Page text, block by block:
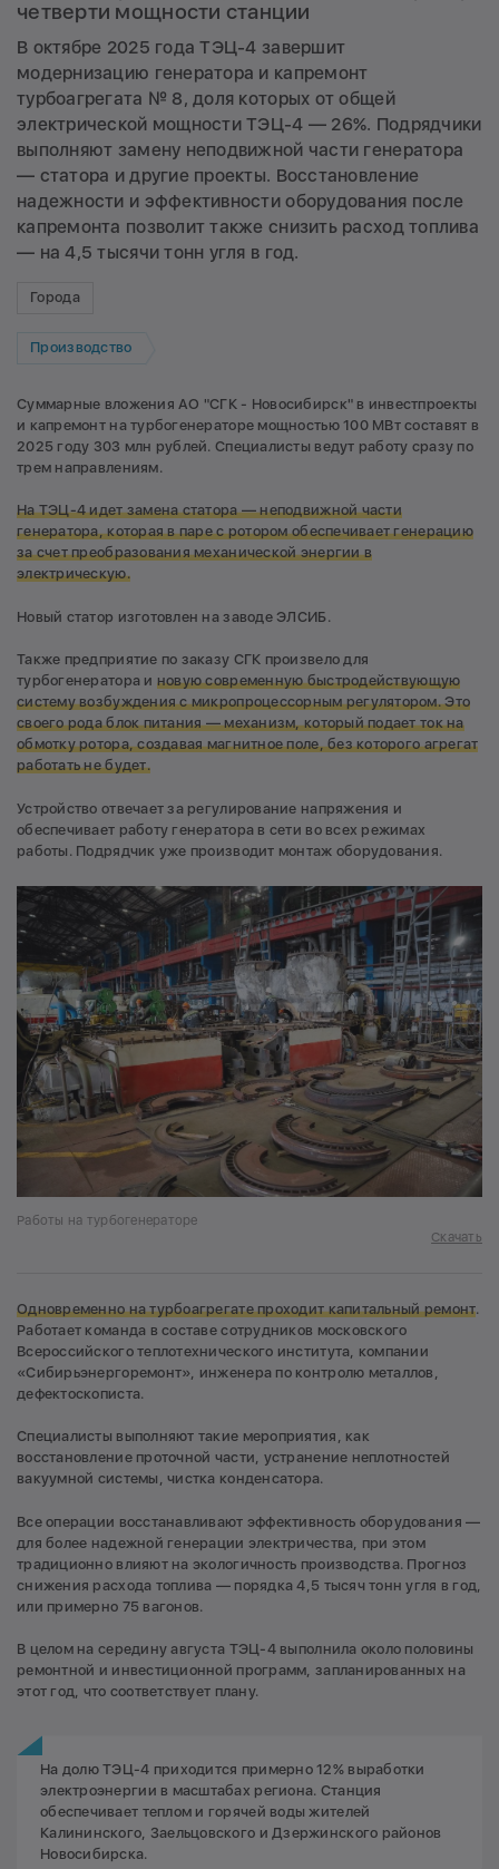
четверти мощности станции
В октябре 2025 года ТЭЦ-4 завершит
модернизацию генератора и капремонт
турбоагрегата № 8, доля которых от общей
электрической мощности ТЭЦ-4 — 26%. Подрядчики
выполняют замену неподвижной части генератора
— статора и другие проекты. Восстановление
надежности и эффективности оборудования после
капремонта позволит также снизить расход топлива
— на 4,5 тысячи тонн угля в год.
Города
Производство
Суммарные вложения АО "СГК - Новосибирск" в инвестпроекты
и капремонт на турбогенераторе мощностью 100 МВт составят в
2025 году 303 млн рублей. Специалисты ведут работу сразу по
трем направлениям.
На ТЭЦ-4 идет замена статора — неподвижной части
генератора, которая в паре с ротором обеспечивает генерацию
за счет преобразования механической энергии в
электрическую.
Новый статор изготовлен на заводе ЭЛСИБ.
Также предприятие по заказу СГК произвело для
турбогенератора и новую современную быстродействующую
систему возбуждения с микропроцессорным регулятором. Это
своего рода блок питания — механизм, который подает ток на
обмотку ротора, создавая магнитное поле, без которого агрегат
работать не будет.
Устройство отвечает за регулирование напряжения и
обеспечивает работу генератора в сети во всех режимах
работы. Подрядчик уже производит монтаж оборудования.
Работы на турбогенераторе
Скачать
Одновременно на турбоагрегате проходит капитальный ремонт.
Работает команда в составе сотрудников московского
Всероссийского теплотехнического института, компании
«Сибирьэнергоремонт», инженера по контролю металлов,
дефектоскописта.
Специалисты выполняют такие мероприятия, как
восстановление проточной части, устранение неплотностей
вакуумной системы, чистка конденсатора.
Все операции восстанавливают эффективность оборудования —
для более надежной генерации электричества, при этом
традиционно влияют на экологичность производства. Прогноз
снижения расхода топлива — порядка 4,5 тысяч тонн угля в год,
или примерно 75 вагонов.
В целом на середину августа ТЭЦ-4 выполнила около половины
ремонтной и инвестиционной программ, запланированных на
этот год, что соответствует плану.
На долю ТЭЦ-4 приходится примерно 12% выработки
электроэнергии в масштабах региона. Станция
обеспечивает теплом и горячей воды жителей
Калининского, Заельцовского и Дзержинского районов
Новосибирска.